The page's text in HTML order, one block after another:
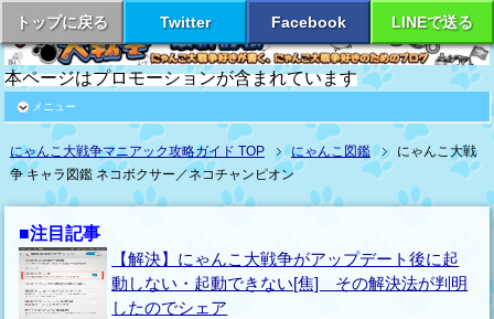
トップに戻る Twitter Facebook LINEで送る
本ページはプロモーションが含まれています
メニュー
にゃんこ大戦争マニアック攻略ガイド TOP にゃんこ図鑑
にゃんこ大戦
争 キャラ図鑑 ネコボクサー／ネコチャンピオン
■注目記事
【解決】にゃんこ大戦争がアップデート後に起
動しない・起動できない[焦] その解決法が判明
したのでシェア